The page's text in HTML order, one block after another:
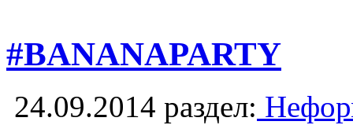
#BANANAPARTY
24.09.2014 раздел: